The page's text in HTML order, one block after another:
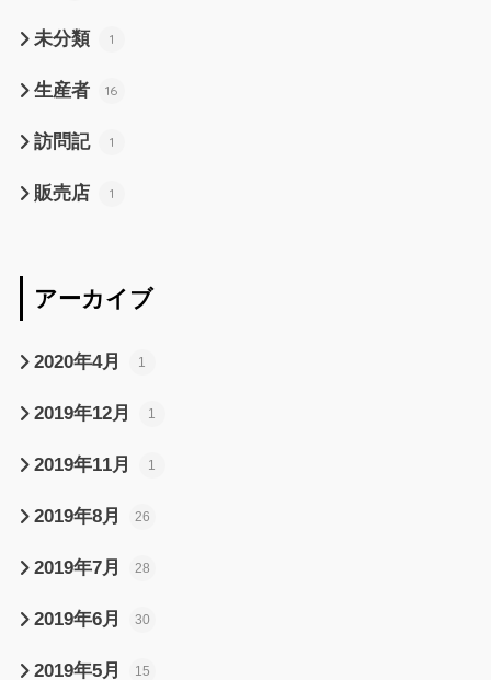
未分類 1
生産者 16
訪問記 1
販売店 1
アーカイブ
2020年4月 1
2019年12月 1
2019年11月 1
2019年8月 26
2019年7月 28
2019年6月 30
2019年5月 15